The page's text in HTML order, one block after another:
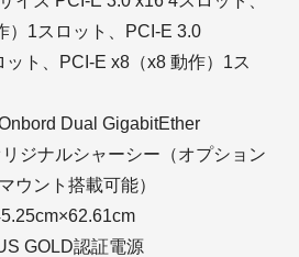
）1スロット、PCI-E 3.0
ト、PCI-E x8（x8 動作）1ス
Dual GigabitEther
ジナルシャーシー（オプション
ウント搭載可能）
GOLD認証電源